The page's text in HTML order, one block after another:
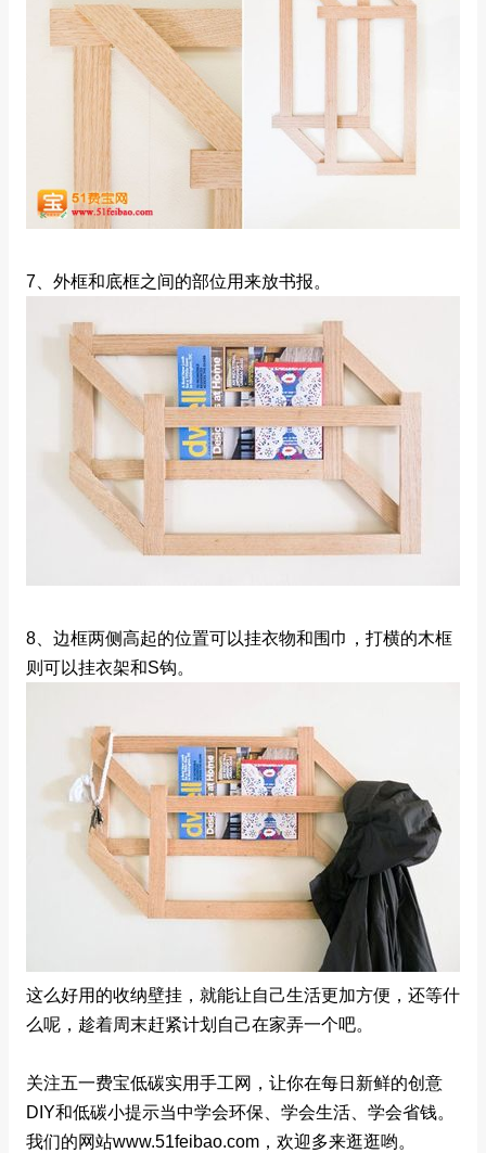
7、外框和底框之间的部位用来放书报。
8、边框两侧高起的位置可以挂衣物和围巾，打横的木框
则可以挂衣架和S钩。
这么好用的收纳壁挂，就能让自己生活更加方便，还等什
么呢，趁着周末赶紧计划自己在家弄一个吧。
关注五一费宝低碳实用手工网，让你在每日新鲜的创意
DIY和低碳小提示当中学会环保、学会生活、学会省钱。
我们的网站www.51feibao.com，欢迎多来逛逛哟。